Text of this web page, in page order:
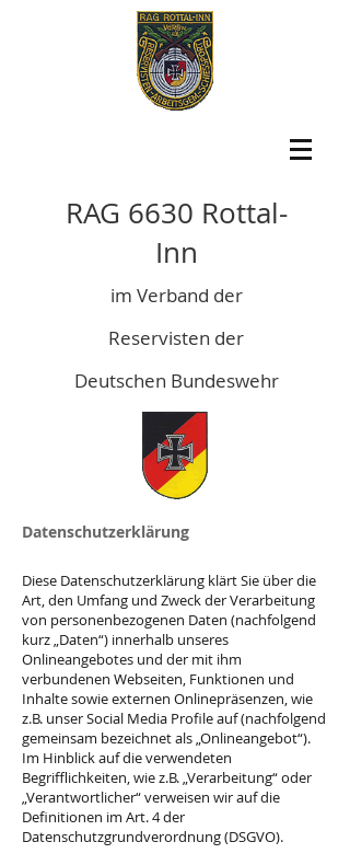
RAG 6630 Rottal-
Inn
im Verband der
Reservisten der
Deutschen Bundeswehr
Datenschutzerklärung
Diese Datenschutzerklärung klärt Sie über die
Art, den Umfang und Zweck der Verarbeitung
von personenbezogenen Daten (nachfolgend
kurz „Daten“) innerhalb unseres
Onlineangebotes und der mit ihm
verbundenen Webseiten, Funktionen und
Inhalte sowie externen Onlinepräsenzen, wie
z.B. unser Social Media Profile auf (nachfolgend
gemeinsam bezeichnet als „Onlineangebot“).
Im Hinblick auf die verwendeten
Begrifflichkeiten, wie z.B. „Verarbeitung“ oder
„Verantwortlicher“ verweisen wir auf die
Definitionen im Art. 4 der
Datenschutzgrundverordnung (DSGVO).